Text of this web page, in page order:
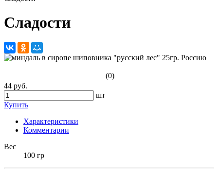
Сладости
(0)
44 руб.
шт
Купить
Характеристики
Комментарии
Вес
100 гр